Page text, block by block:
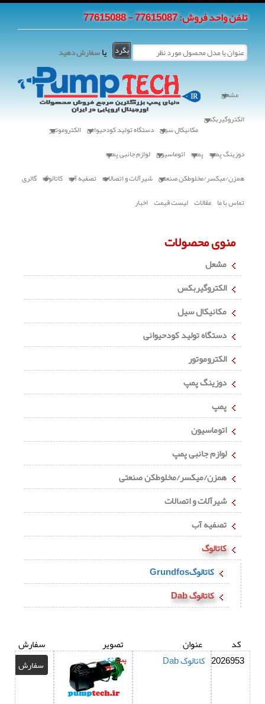
تلفن واحد فروش: 77615087 - 77615088
یاسفارش دهید
مشعل
الکتروگیربکس
مکانیکال سیل دستگاه تولید کودحیوانی الکتروموتور
دوزینگ پمپ پمپ اتوماسیون لوازم جانبی پمپ
همزن/میکسر/مخلوطکن صنعتی شیرآلات و اتصالات تصفیه آب کاتالوگ گالری
تماس با ما مقالات لیست قیمت اخبار
منوی محصولات
مشعل
الکتروگیربکس
مکانیکال سیل
دستگاه تولید کودحیوانی
الکتروموتور
دوزینگ پمپ
پمپ
اتوماسیون
لوازم جانبی پمپ
همزن/میکسر/مخلوطکن صنعتی
شیرآلات و اتصالات
تصفیه آب
کاتالوگ
کاتالوگGrundfos
کاتالوگ Dab
کد عنوان تصویر
سفارش
2026953 کاتالوگ Dab سفارش